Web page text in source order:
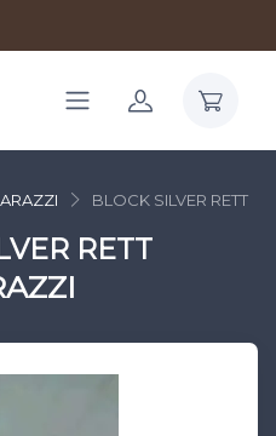
BLOCK SILVER RETT
RETT